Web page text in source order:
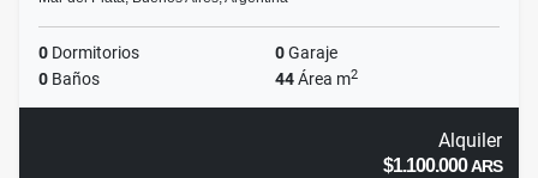
0 Dormitorios 0Garaje
0 Baños 44Área m2
Alquiler
$1.100.000ARS